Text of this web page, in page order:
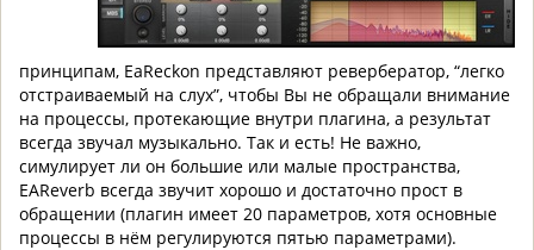
принципам, EaReckon представляют ревербератор, “легко
отстраиваемый на слух”, чтобы Вы не обращали внимание
на процессы, протекающие внутри плагина, а результат
всегда звучал музыкально. Так и есть! Не важно,
симулирует ли он большие или малые пространства,
EAReverb всегда звучит хорошо и достаточно прост в
обращении (плагин имеет 20 параметров, хотя основные
процессы в нём регулируются пятью параметрами).